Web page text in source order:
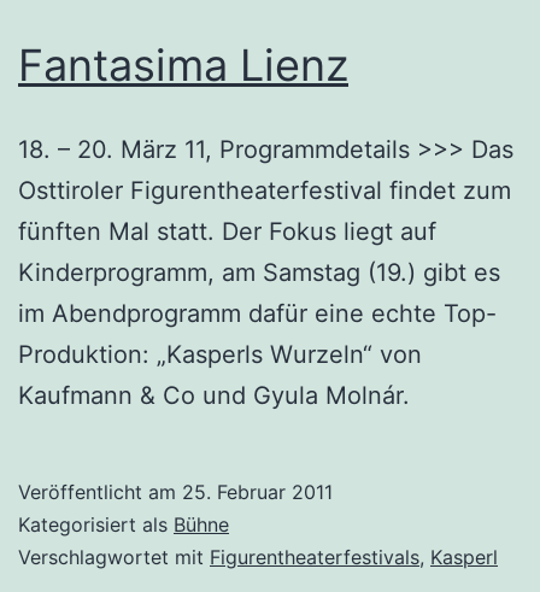
Fantasima Lienz
18. – 20. März 11, Programmdetails >>> Das
Osttiroler Figurentheaterfestival findet zum
fünften Mal statt. Der Fokus liegt auf
Kinderprogramm, am Samstag (19.) gibt es
im Abendprogramm dafür eine echte Top-
Produktion: „Kasperls Wurzeln“ von
Kaufmann & Co und Gyula Molnár.
Veröffentlicht am 25. Februar 2011
Kategorisiert als Bühne
Verschlagwortet mit Figurentheaterfestivals, Kasperl